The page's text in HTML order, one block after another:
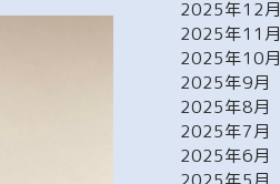
2025年12月
2025年11月
2025年10月
2025年9月
2025年8月
2025年7月
2025年6月